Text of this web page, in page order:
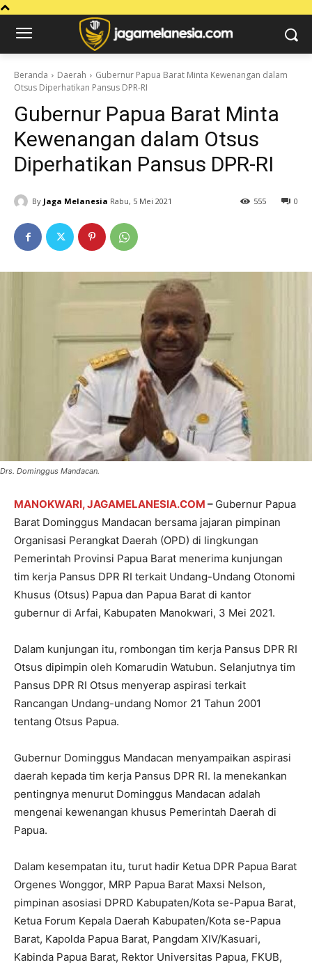
Beranda Daerah
Gubernur Papua Barat Minta Kewenangan dalam
Otsus Diperhatikan Pansus DPR-RI
Gubernur Papua Barat Minta
Kewenangan dalam Otsus
Diperhatikan Pansus DPR-RI
By Jaga Melanesia Rabu, 5 Mei 2021 0
555
Drs. Dominggus Mandacan.
MANOKWARI, JAGAMELANESIA.COM – Gubernur Papua
Barat Dominggus Mandacan bersama jajaran pimpinan
Organisasi Perangkat Daerah (OPD) di lingkungan
Pemerintah Provinsi Papua Barat menerima kunjungan
tim kerja Pansus DPR RI terkait Undang-Undang Otonomi
Khusus (Otsus) Papua dan Papua Barat di kantor
gubernur di Arfai, Kabupaten Manokwari, 3 Mei 2021.
Dalam kunjungan itu, rombongan tim kerja Pansus DPR RI
Otsus dipimpin oleh Komarudin Watubun. Selanjutnya tim
Pansus DPR RI Otsus menyerap aspirasi terkait
Rancangan Undang-undang Nomor 21 Tahun 2001
tentang Otsus Papua.
Gubernur Dominggus Mandacan menyampaikan aspirasi
daerah kepada tim kerja Pansus DPR RI. Ia menekankan
pentingnya menurut Dominggus Mandacan adalah
mengenai kewenangan khusus Pemerintah Daerah di
Papua.
Dalam kesempatan itu, turut hadir Ketua DPR Papua Barat
Orgenes Wonggor, MRP Papua Barat Maxsi Nelson,
pimpinan asosiasi DPRD Kabupaten/Kota se-Papua Barat,
Ketua Forum Kepala Daerah Kabupaten/Kota se-Papua
Barat, Kapolda Papua Barat, Pangdam XIV/Kasuari,
Kabinda Papua Barat, Rektor Universitas Papua, FKUB,